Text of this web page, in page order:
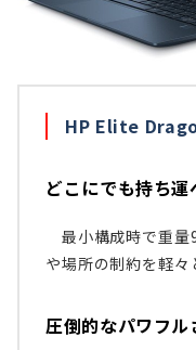
HP Elite
どこにでも持ち運
最小構成時で重量
や場所の制約を軽々
圧倒的なパワフル